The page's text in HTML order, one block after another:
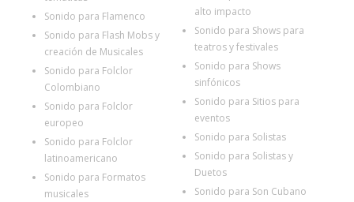
Sonido para Flamenco
Sonido para Flash Mobs y
creación de Musicales
Sonido para Folclor
Colombiano
Sonido para Folclor
europeo
Sonido para Folclor
latinoamericano
Sonido para Formatos
musicales
alto impacto
Sonido para Shows para
teatros y festivales
Sonido para Shows
sinfónicos
Sonido para Sitios para
eventos
Sonido para Solistas
Sonido para Solistas y
Duetos
Sonido para Son Cubano